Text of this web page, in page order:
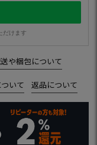
だけます
や梱包について
いて 返品について